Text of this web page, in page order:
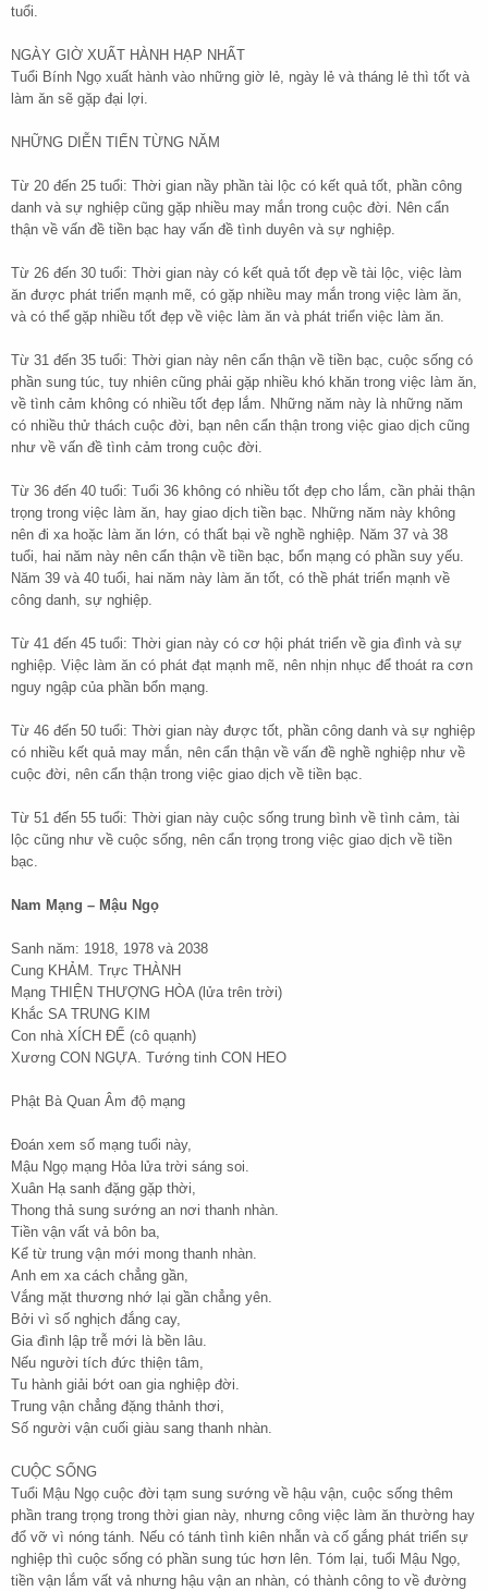
tuổi.
NGÀY GIỜ XUẤT HÀNH HẠP NHẤT
Tuổi Bính Ngọ xuất hành vào những giờ lẻ, ngày lẻ và tháng lẻ thì tốt và
làm ăn sẽ gặp đại lợi.
NHỮNG DIỄN TIẾN TỪNG NĂM
Từ 20 đến 25 tuổi: Thời gian nầy phần tài lộc có kết quả tốt, phần công
danh và sự nghiệp cũng gặp nhiều may mắn trong cuộc đời. Nên cẩn
thận về vấn đề tiền bạc hay vấn đề tình duyên và sự nghiệp.
Từ 26 đến 30 tuổi: Thời gian này có kết quả tốt đẹp về tài lộc, việc làm
ăn được phát triển mạnh mẽ, có gặp nhiều may mắn trong việc làm ăn,
và có thể gặp nhiều tốt đẹp về việc làm ăn và phát triển việc làm ăn.
Từ 31 đến 35 tuổi: Thời gian này nên cẩn thận về tiền bạc, cuộc sống có
phần sung túc, tuy nhiên cũng phải gặp nhiều khó khăn trong việc làm ăn,
về tình cảm không có nhiều tốt đẹp lắm. Những năm này là những năm
có nhiều thử thách cuộc đời, bạn nên cẩn thận trong việc giao dịch cũng
như về vấn đề tình cảm trong cuộc đời.
Từ 36 đến 40 tuổi: Tuổi 36 không có nhiều tốt đẹp cho lắm, cần phải thận
trọng trong việc làm ăn, hay giao dịch tiền bạc. Những năm này không
nên đi xa hoặc làm ăn lớn, có thất bại về nghề nghiệp. Năm 37 và 38
tuổi, hai năm này nên cẩn thận về tiền bạc, bổn mạng có phần suy yếu.
Năm 39 và 40 tuổi, hai năm này làm ăn tốt, có thề phát triển mạnh về
công danh, sự nghiệp.
Từ 41 đến 45 tuổi: Thời gian này có cơ hội phát triển về gia đình và sự
nghiệp. Việc làm ăn có phát đạt mạnh mẽ, nên nhịn nhục để thoát ra cơn
nguy ngập của phần bổn mạng.
Từ 46 đến 50 tuổi: Thời gian này được tốt, phần công danh và sự nghiệp
có nhiều kết quả may mắn, nên cẩn thận về vấn đề nghề nghiệp như về
cuộc đời, nên cẩn thận trong việc giao dịch về tiền bạc.
Từ 51 đến 55 tuổi: Thời gian này cuộc sống trung bình về tình cảm, tài
lộc cũng như về cuộc sống, nên cẩn trọng trong việc giao dịch về tiền
bạc.
Nam Mạng – Mậu Ngọ
Sanh năm: 1918, 1978 và 2038
Cung KHẢM. Trực THÀNH
Mạng THIỆN THƯỢNG HÒA (lửa trên trời)
Khắc SA TRUNG KIM
Con nhà XÍCH ĐẾ (cô quạnh)
Xương CON NGỰA. Tướng tinh CON HEO
Phật Bà Quan Âm độ mạng
Đoán xem số mạng tuổi này,
Mậu Ngọ mạng Hỏa lửa trời sáng soi.
Xuân Hạ sanh đặng gặp thời,
Thong thả sung sướng an nơi thanh nhàn.
Tiền vận vất vả bôn ba,
Kể từ trung vận mới mong thanh nhàn.
Anh em xa cách chẳng gần,
Vắng mặt thương nhớ lại gần chẳng yên.
Bởi vì số nghịch đắng cay,
Gia đình lập trễ mới là bền lâu.
Nếu người tích đức thiện tâm,
Tu hành giải bớt oan gia nghiệp đời.
Trung vận chẳng đặng thảnh thơi,
Số người vận cuối giàu sang thanh nhàn.
CUỘC SỐNG
Tuổi Mậu Ngọ cuộc đời tạm sung sướng về hậu vận, cuộc sống thêm
phần trang trọng trong thời gian này, nhưng công việc làm ăn thường hay
đổ vỡ vì nóng tánh. Nếu có tánh tình kiên nhẫn và cố gắng phát triển sự
nghiệp thì cuộc sống có phần sung túc hơn lên. Tóm lại, tuổi Mậu Ngọ,
tiền vận lắm vất vả nhưng hậu vận an nhàn, có thành công to về đường